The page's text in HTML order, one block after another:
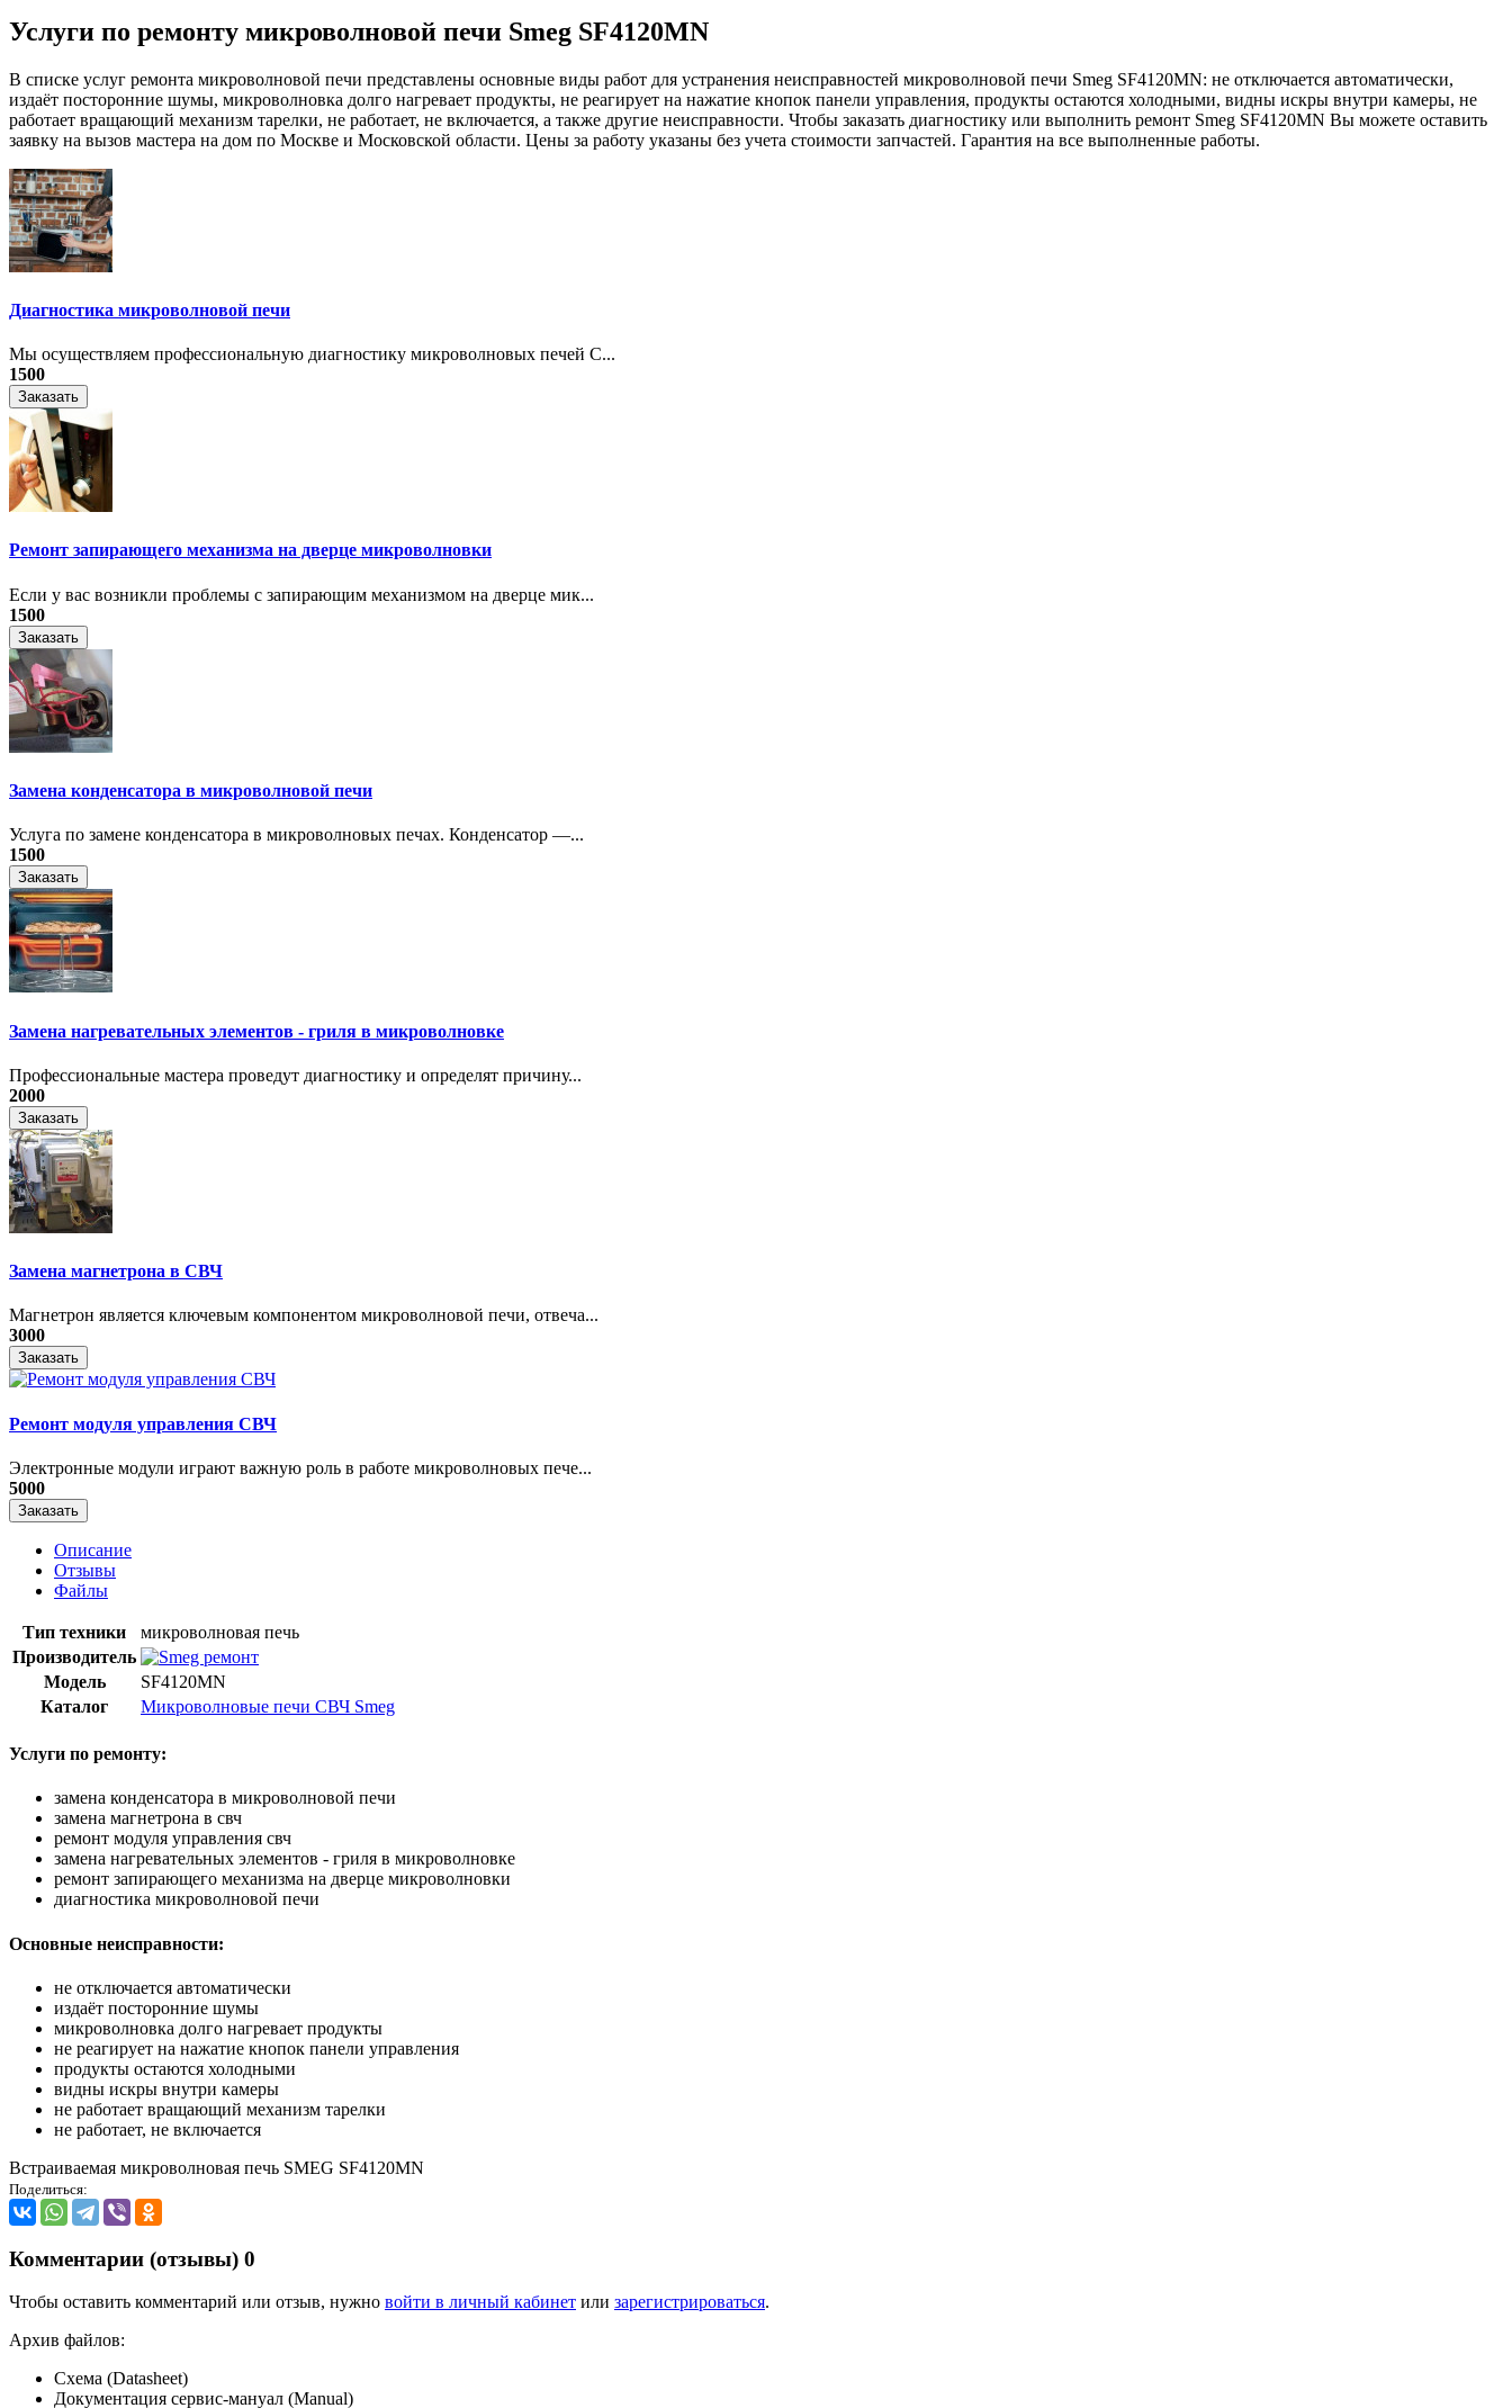
Услуги по ремонту микроволновой печи Smeg SF4120MN
В списке услуг ремонта микроволновой печи представлены основные виды работ для устранения неисправностей микроволновой печи Smeg SF4120MN: не отключается автоматически,
издаёт посторонние шумы, микроволновка долго нагревает продукты, не реагирует на нажатие кнопок панели управления, продукты остаются холодными, видны искры внутри камеры, не
работает вращающий механизм тарелки, не работает, не включается, а также другие неисправности. Чтобы заказать диагностику или выполнить ремонт Smeg SF4120MN Вы можете оставить
заявку на вызов мастера на дом по Москве и Московской области. Цены за работу указаны без учета стоимости запчастей. Гарантия на все выполненные работы.
Диагностика микроволновой печи
Мы осуществляем профессиональную диагностику микроволновых печей С...
1500
Заказать
Ремонт запирающего механизма на дверце микроволновки
Если у вас возникли проблемы с запирающим механизмом на дверце мик...
1500
Заказать
Замена конденсатора в микроволновой печи
Услуга по замене конденсатора в микроволновых печах. Конденсатор —...
1500
Заказать
Замена нагревательных элементов - гриля в микроволновке
Профессиональные мастера проведут диагностику и определят причину...
2000
Заказать
Замена магнетрона в СВЧ
Магнетрон является ключевым компонентом микроволновой печи, отвеча...
3000
Заказать
Ремонт модуля управления СВЧ
​Электронные модули играют важную роль в работе микроволновых пече...
5000
Заказать
Описание
Отзывы
Файлы
Тип техники
микроволновая печь
Производитель
Модель
SF4120MN
Каталог
Микроволновые печи СВЧ Smeg
Услуги по ремонту:
замена конденсатора в микроволновой печи
замена магнетрона в свч
ремонт модуля управления свч
замена нагревательных элементов - гриля в микроволновке
ремонт запирающего механизма на дверце микроволновки
диагностика микроволновой печи
Основные неисправности:
не отключается автоматически
издаёт посторонние шумы
микроволновка долго нагревает продукты
не реагирует на нажатие кнопок панели управления
продукты остаются холодными
видны искры внутри камеры
не работает вращающий механизм тарелки
не работает, не включается
Встраиваемая микроволновая печь SMEG SF4120MN
Поделиться:
Комментарии (отзывы) 0
Чтобы оставить комментарий или отзыв, нужно войти в личный кабинет или зарегистрироваться.
Архив файлов:
Схема (Datasheet)
Документация сервис-мануал (Manual)